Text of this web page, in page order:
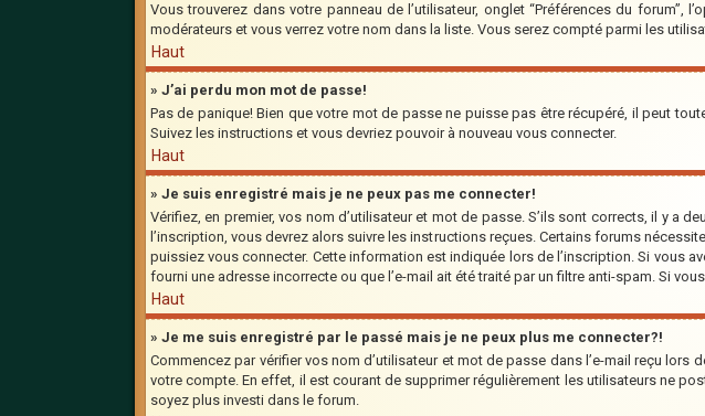
Vous trouverez dans votre panneau de l’utilisateur, onglet “Préférences du forum”,
modérateurs et vous verrez votre nom dans la liste. Vous serez compté parmi les
Haut
» J’ai perdu mon mot de passe!
Pas de panique! Bien que votre mot de passe ne puisse pas être récupéré, il peut
Suivez les instructions et vous devriez pouvoir à nouveau vous connecter.
Haut
» Je suis enregistré mais je ne peux pas me connecter!
Vérifiez, en premier, vos nom d’utilisateur et mot de passe. S’ils sont corrects, il y a
l’inscription, vous devrez alors suivre les instructions reçues. Certains forums
puissiez vous connecter. Cette information est indiquée lors de l’inscription. Si vous
fourni une adresse incorrecte ou que l’e-mail ait été traité par un filtre anti-spam. Si
Haut
» Je me suis enregistré par le passé mais je ne peux plus me connecter?!
Commencez par vérifier vos nom d’utilisateur et mot de passe dans l’e-mail reçu
votre compte. En effet, il est courant de supprimer régulièrement les utilisateurs ne
soyez plus investi dans le forum.